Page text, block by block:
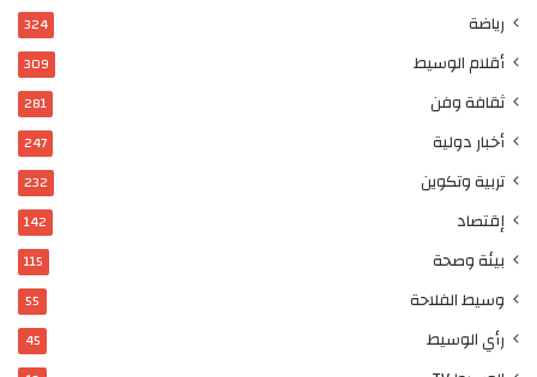
رياضة 324
أقلام الوسيط 309
ثقافة وفن 281
أخبار دولية 247
تربية وتكوين 232
إقتصاد 142
بيئة وصحة 115
وسيط الفلاحة 55
رأي الوسيط 45